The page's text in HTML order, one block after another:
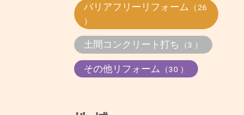
バリアフリーリフォーム （26
）
土間コンクリート打ち （3 ）
その他リフォーム （30 ）